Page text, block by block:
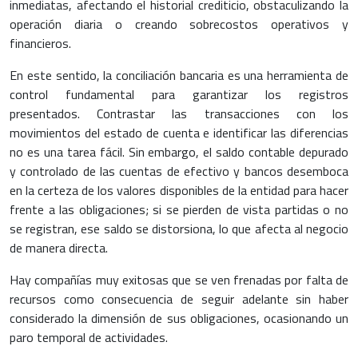
inmediatas, afectando el historial crediticio, obstaculizando la
operación diaria o creando sobrecostos operativos y
financieros.
En este sentido, la conciliación bancaria es una herramienta de
control fundamental para garantizar los registros
presentados. Contrastar las transacciones con los
movimientos del estado de cuenta e identificar las diferencias
no es una tarea fácil. Sin embargo, el saldo contable depurado
y controlado de las cuentas de efectivo y bancos desemboca
en la certeza de los valores disponibles de la entidad para hacer
frente a las obligaciones; si se pierden de vista partidas o no
se registran, ese saldo se distorsiona, lo que afecta al negocio
de manera directa.
Hay compañías muy exitosas que se ven frenadas por falta de
recursos como consecuencia de seguir adelante sin haber
considerado la dimensión de sus obligaciones, ocasionando un
paro temporal de actividades.